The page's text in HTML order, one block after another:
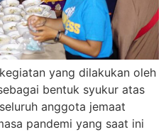
yang dilakukan oleh
bentuk syukur atas
anggota jemaat
pandemi yang saat ini